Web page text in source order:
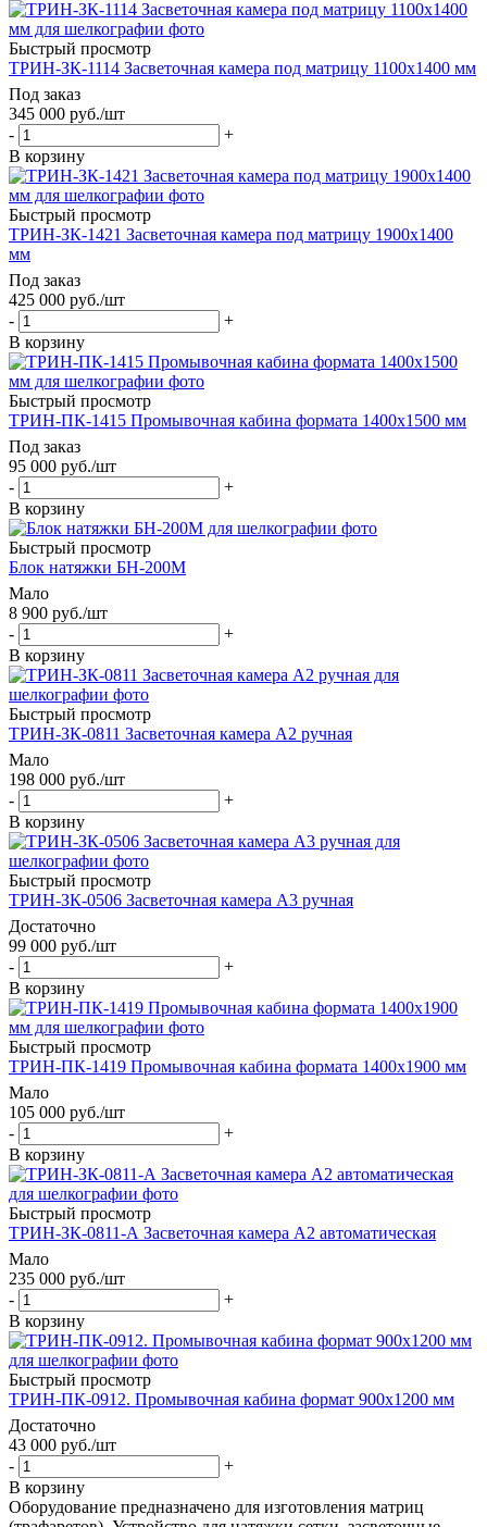
Быстрый просмотр
ТРИН-ЗК-1114 Засветочная камера под матрицу 1100х1400 мм
Под заказ
345 000 руб./шт
-
+
В корзину
Быстрый просмотр
ТРИН-ЗК-1421 Засветочная камера под матрицу 1900х1400
мм
Под заказ
425 000 руб./шт
-
+
В корзину
Быстрый просмотр
ТРИН-ПК-1415 Промывочная кабина формата 1400х1500 мм
Под заказ
95 000 руб./шт
-
+
В корзину
Быстрый просмотр
Блок натяжки БН-200М
Мало
8 900 руб./шт
-
+
В корзину
Быстрый просмотр
ТРИН-ЗК-0811 Засветочная камера А2 ручная
Мало
198 000 руб./шт
-
+
В корзину
Быстрый просмотр
ТРИН-ЗК-0506 Засветочная камера А3 ручная
Достаточно
99 000 руб./шт
-
+
В корзину
Быстрый просмотр
ТРИН-ПК-1419 Промывочная кабина формата 1400х1900 мм
Мало
105 000 руб./шт
-
+
В корзину
Быстрый просмотр
ТРИН-ЗК-0811-А Засветочная камера А2 автоматическая
Мало
235 000 руб./шт
-
+
В корзину
Быстрый просмотр
ТРИН-ПК-0912. Промывочная кабина формат 900х1200 мм
Достаточно
43 000 руб./шт
-
+
В корзину
Оборудование предназначено для изготовления матриц